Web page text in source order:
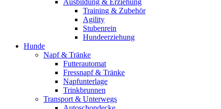
Ausbildung & Erziehung
Training & Zubehör
Agility
Stubenrein
Hundeerziehung
Hunde
Napf & Tränke
Futterautomat
Fressnapf & Tränke
Napfunterlage
Trinkbrunnen
Transport & Unterwegs